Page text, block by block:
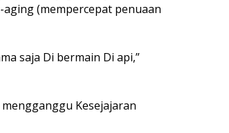
(mempercepat penuaan
saja Di bermain Di api,”
Kesejajaran